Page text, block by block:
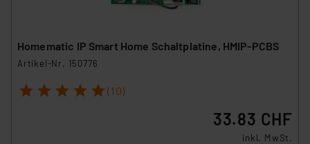
Homematic IP Smart Home Schaltplatine, HMIP-PCBS
Artikel-Nr. 150776
1 2 3 4 5 (10)
33.83 CHF
inkl. MwSt.